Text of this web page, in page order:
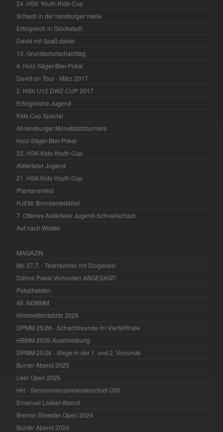
24. HSK Youth-Kids-Cup
Schach in der hamburger meile
Erfolgreich in Glückstadt
David mit Spaß dabei
13. Grundschulschachtag
4. Holz-Säger-Bier-Pokal
David on Tour - März 2017
2. HSK U12 DWZ-CUP 2017
Erfolgreiche Jugend
Kids Cup Special
Ahrensburger Monatsblitzturniere
Holz-Säger-Bier-Pokal
22. HSK-Kids-Youth-Cup
Alstertaler Jugend
21. HSK-Kids-Youth-Cup
Plantanenfest
HJEM: Bronzemedaille!
7. Offenes Alstertaler Jugend-Schnellschach
Auf nach Wilster
MAGAZIN
Mo 27.7. - Teamturnier mit Diogenes!
Dähne Pokal Vorrunden ABGESAGT!
Pokalhelden
46. NDBMM
Himmelfahrtsblitz 2026
DPMM 25/26 - Schachfreunde im Viertelfinale
HBMM 2026-Auschreibung
DPMM 25/26 - Siege in der 1. und 2. Vorrunde
Bunter Abend 2025
Leer Open 2025
HH - Senioreneinzelmeisterschaft Ü50
Emanuel Lasker-Abend
Bremer Silvester Open 2024
Bunter Abend 2024